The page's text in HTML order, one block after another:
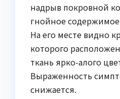
надрыв покровной
гнойное
На его месте видно
которого
ткань ярко-алого
Выраженность
снижается.